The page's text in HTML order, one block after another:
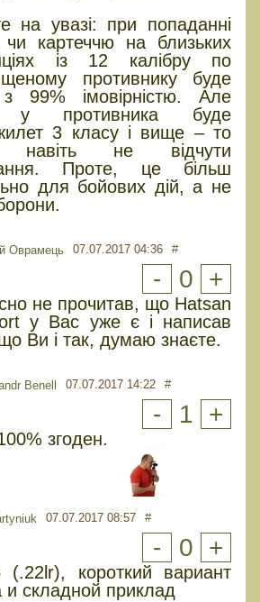
на увазі: при попаданні
картеччю на близьких
із 12 калібру по
противнику буде
99% імовірністю. Але
у противника буде
3 класу і вище – то
навіть не відчути
Проте, це більш
для бойових дій, а не
Оврамець 07.07.2017 04:36 #
- 0 +
не прочитав, що Hatsan
у Вас уже є і написав
Ви і так, думаю знаєте.
Benell 07.07.2017 14:22 #
- 1 +
згоден.
07.07.2017 08:57 #
- 0 +
(.22lr), короткий вариант
и складной приклад